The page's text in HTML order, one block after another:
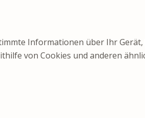
Informationen über Ihr
von Cookies und anderen